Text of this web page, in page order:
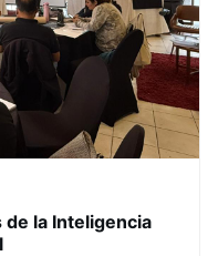
la Inteligencia